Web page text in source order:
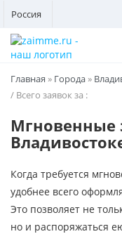
Россия
Главная » Города»
/ Всего заявок за :
Мгновенные
Когда требуется
удобнее всего
Это позволяет не
но и распоряжаться